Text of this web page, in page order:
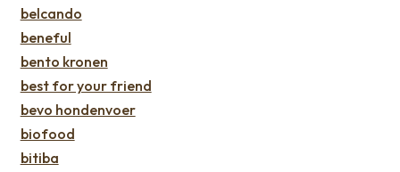
belcando
beneful
bento kronen
best for your friend
bevo hondenvoer
biofood
bitiba